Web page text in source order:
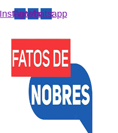
Facebook
Whatsapp